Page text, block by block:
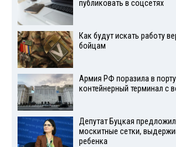
публиковать в соцсетях
Как будут искать работу
бойцам
Армия РФ поразила в
контейнерный терминал с
Депутат Буцкая
москитные сетки,
ребенка